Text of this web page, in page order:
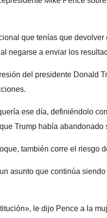
que tenías que
negarse a enviar los
del presidente Donald
ese día, definiéndolo
Trump había
también corre el
asunto que continúa
le dijo Pence a la